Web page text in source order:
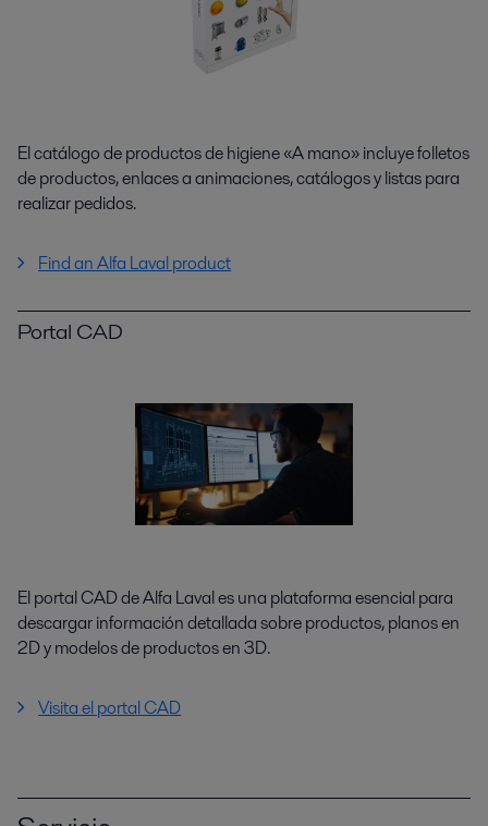
El catálogo de productos de higiene «A mano» incluye folletos
de productos, enlaces a animaciones, catálogos y listas para
realizar pedidos.
Find an Alfa Laval product
Portal CAD
El portal CAD de Alfa Laval es una plataforma esencial para
descargar información detallada sobre productos, planos en
2D y modelos de productos en 3D.
Visita el portal CAD